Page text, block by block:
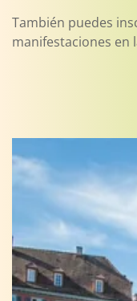
También puedes
manifestaciones en